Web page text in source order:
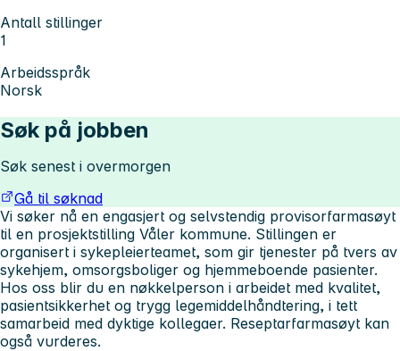
Antall stillinger
1
Arbeidsspråk
Norsk
Søk på jobben
Søk senest i overmorgen
Gå til søknad
Vi søker nå en engasjert og selvstendig provisorfarmasøyt
til en prosjektstilling Våler kommune. Stillingen er
organisert i sykepleierteamet, som gir tjenester på tvers av
sykehjem, omsorgsboliger og hjemmeboende pasienter.
Hos oss blir du en nøkkelperson i arbeidet med kvalitet,
pasientsikkerhet og trygg legemiddelhåndtering, i tett
samarbeid med dyktige kollegaer. Reseptarfarmasøyt kan
også vurderes.